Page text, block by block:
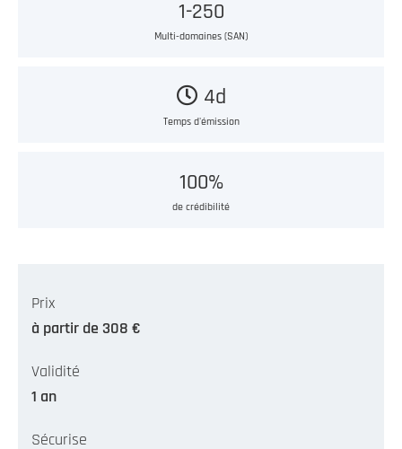
1-250
Multi-domaines (SAN)
4d
Temps d'émission
100%
de crédibilité
Prix
à partir de 308 €
Validité
1 an
Sécurise